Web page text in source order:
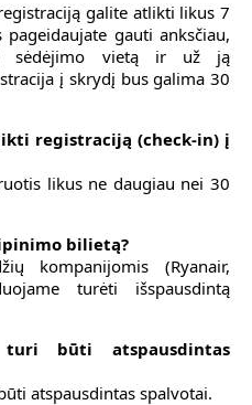
galite atlikti likus 7
gauti anksčiau,
sėdėjimo vietą ir už ją
į skrydį bus galima 30
registraciją (check-in) į
likus ne daugiau nei 30
bilietą?
kompanijomis (Ryanair,
turėti išspausdintą
būti atspausdintas
atspausdintas spalvotai.